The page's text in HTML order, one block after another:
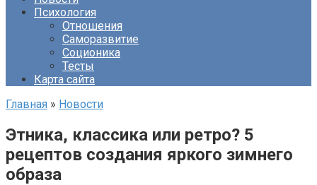
Психология
Отношения
Саморазвитие
Соционика
Тесты
Карта сайта
Главная » Новости
Этника, классика или ретро? 5
рецептов создания яркого зимнего
образа